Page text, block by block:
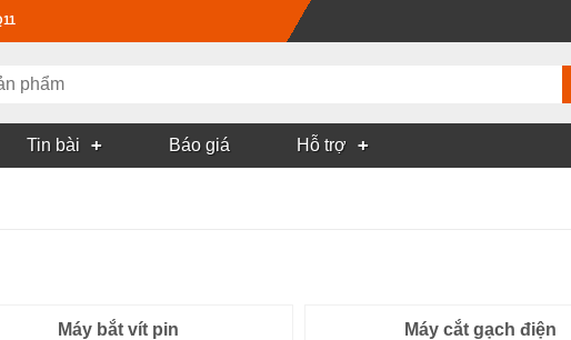
Tin bài Báo giá Hỗ trợ
Máy bắt vít pin Máy cắt gạch điện